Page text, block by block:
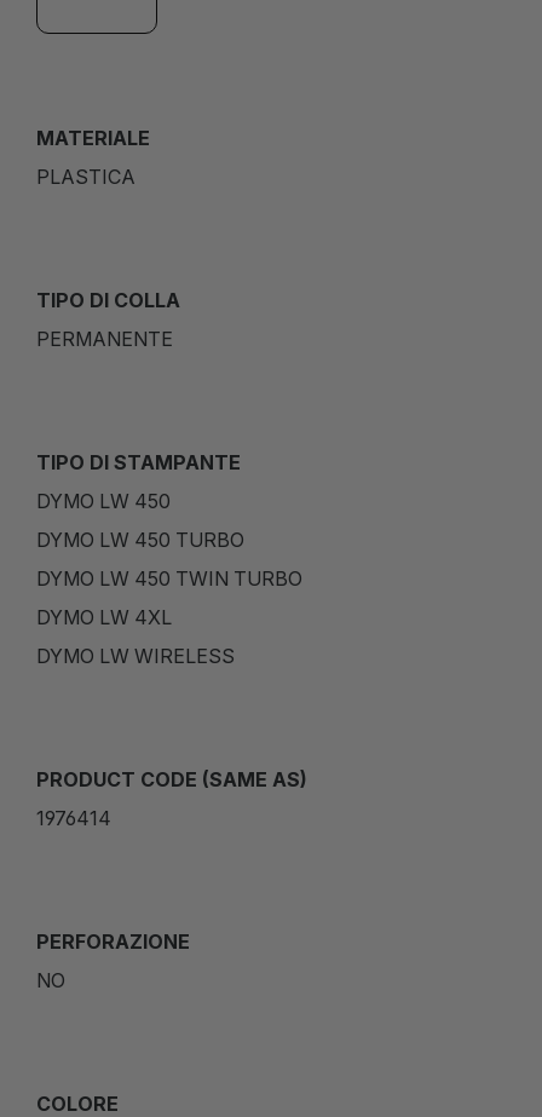
MATERIALE
PLASTICA
TIPO DI COLLA
PERMANENTE
TIPO DI STAMPANTE
DYMO LW 450
DYMO LW 450 TURBO
DYMO LW 450 TWIN TURBO
DYMO LW 4XL
DYMO LW WIRELESS
PRODUCT CODE (SAME AS)
1976414
PERFORAZIONE
NO
COLORE